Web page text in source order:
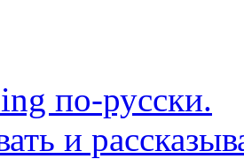
по-русски.
и